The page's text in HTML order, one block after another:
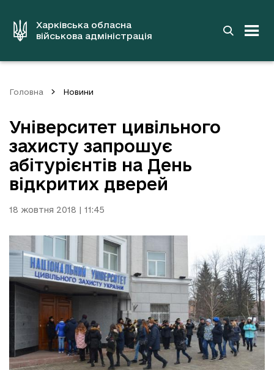
вмістуХарківська обласна
військова адміністрація
Головна Новини
Університет цивільного
захисту запрошує
абітурієнтів на День
відкритих дверей
18 жовтня 2018 | 11:45